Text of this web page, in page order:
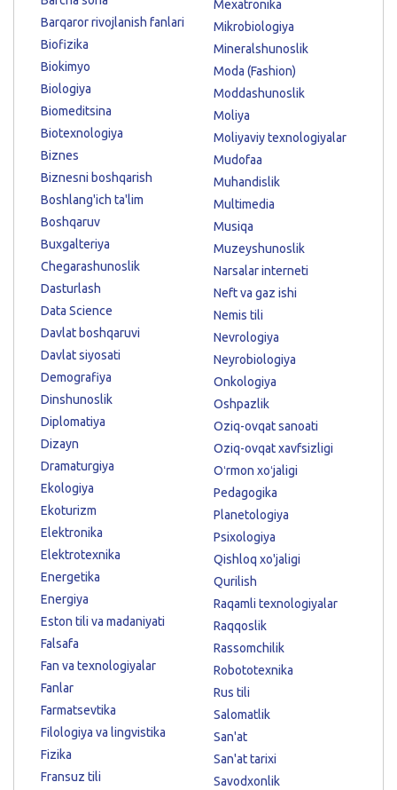
Barqaror rivojlanish fanlari
Biofizika
Biokimyo
Biologiya
Biomeditsina
Biotexnologiya
Biznes
Biznesni boshqarish
Boshlang'ich ta'lim
Boshqaruv
Buxgalteriya
Chegarashunoslik
Dasturlash
Data Science
Davlat boshqaruvi
Davlat siyosati
Demografiya
Dinshunoslik
Diplomatiya
Dizayn
Dramaturgiya
Ekologiya
Ekoturizm
Elektronika
Elektrotexnika
Energetika
Energiya
Eston tili va madaniyati
Falsafa
Fan va texnologiyalar
Fanlar
Farmatsevtika
Filologiya va lingvistika
Fizika
Fransuz tili
Mexatronika
Mikrobiologiya
Mineralshunoslik
Moda (Fashion)
Moddashunoslik
Moliya
Moliyaviy texnologiyalar
Mudofaa
Muhandislik
Multimedia
Musiqa
Muzeyshunoslik
Narsalar interneti
Neft va gaz ishi
Nemis tili
Nevrologiya
Neyrobiologiya
Onkologiya
Oshpazlik
Oziq-ovqat sanoati
Oziq-ovqat xavfsizligi
Oʻrmon xoʻjaligi
Pedagogika
Planetologiya
Psixologiya
Qishloq xo'jaligi
Qurilish
Raqamli texnologiyalar
Raqqoslik
Rassomchilik
Robototexnika
Rus tili
Salomatlik
San'at
San'at tarixi
Savodxonlik